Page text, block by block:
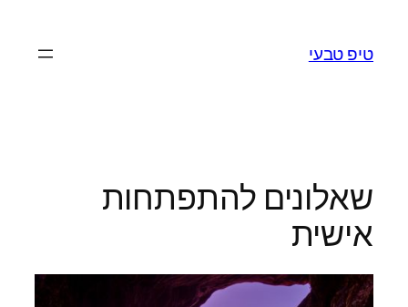
טיפ טבעי
שאלונים להתפתחות
אישית